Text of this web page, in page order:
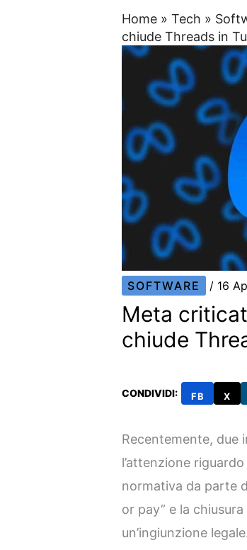
Home »Tech »
chiude Threads in
SOFTWARE / 16
Meta
chiude
CONDIVIDI: FB X
Recentemente,
l’attenzione
normativa da parte
or pay” e la
un’ingiunzione